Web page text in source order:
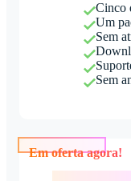
Cinco
Um
Sem
Sem